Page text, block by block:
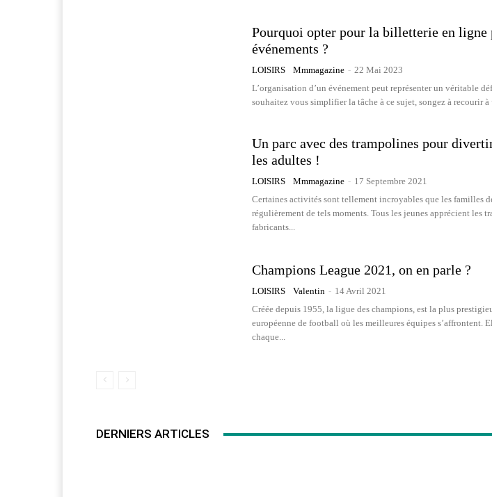
Pourquoi opter pour la billetterie en ligne
événements ?
LOISIRS Mmmagazine - 22 Mai 2023
L’organisation d’un événement peut représenter un véritable
souhaitez vous simplifier la tâche à ce sujet, songez à recourir à
Un parc avec des trampolines pour
les adultes !
LOISIRS Mmmagazine - 17 Septembre 2021
Certaines activités sont tellement incroyables que les familles
régulièrement de tels moments. Tous les jeunes apprécient les
fabricants...
Champions League 2021, on en parle ?
LOISIRS Valentin - 14 Avril 2021
Créée depuis 1955, la ligue des champions, est la plus
européenne de football où les meilleures équipes s’affrontent.
chaque...
DERNIERS ARTICLES